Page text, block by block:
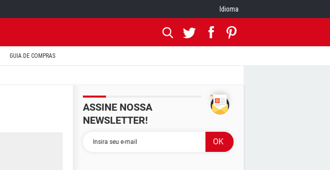
Idioma
GUIA DE COMPRAS
ASSINE NOSSA
NEWSLETTER!